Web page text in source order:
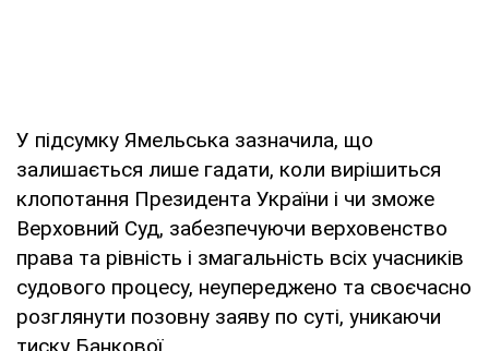
У підсумку Ямельська зазначила, що
залишається лише гадати, коли вирішиться
клопотання Президента України і чи зможе
Верховний Суд, забезпечуючи верховенство
права та рівність і змагальність всіх учасників
судового процесу, неупереджено та своєчасно
розглянути позовну заяву по суті, уникаючи
тиску Банкової.